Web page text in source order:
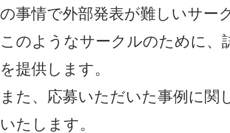
の事情で外部発表が難しいサー
このようなサークルのために、
を提供します。
また、応募いただいた事例に関
いたします。